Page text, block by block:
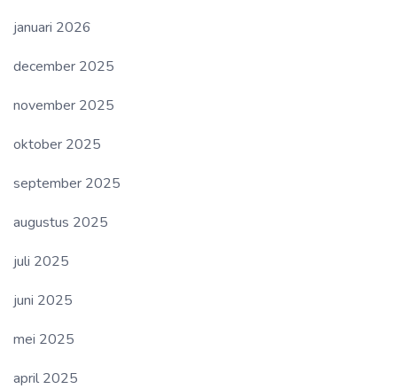
januari 2026
december 2025
november 2025
oktober 2025
september 2025
augustus 2025
juli 2025
juni 2025
mei 2025
april 2025